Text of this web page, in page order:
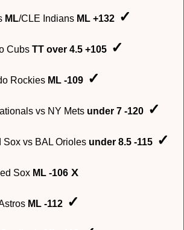
ML/CLE Indians ML +132 ✓
Cubs TT over 4.5 +105 ✓
Rockies ML -109 ✓
vs NY Mets under 7 -120 ✓
Sox vs BAL Orioles under 8.5 -115 ✓
Sox ML -106 X
ML -112 ✓